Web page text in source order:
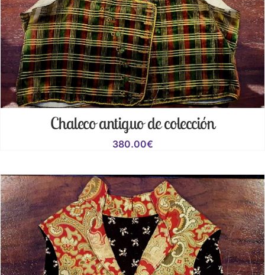
Chaleco antiguo de colección
380.00€